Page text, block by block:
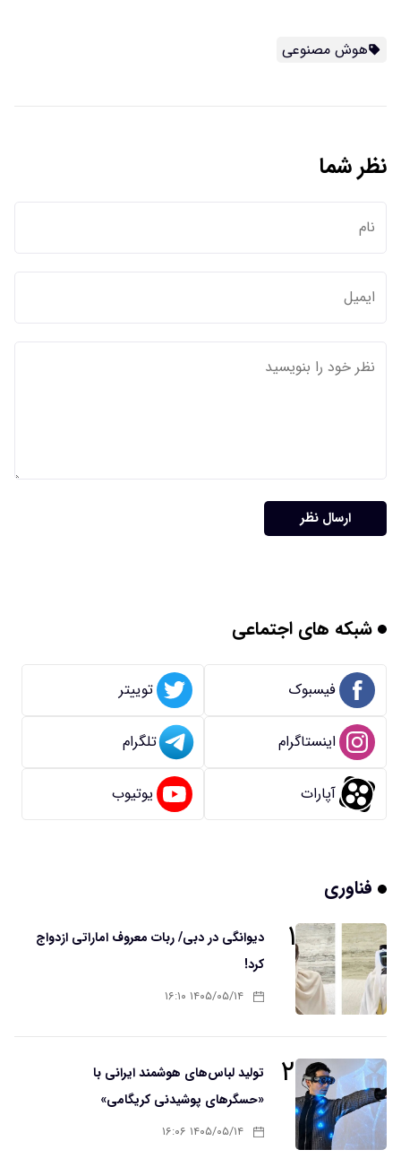
هوش مصنوعی
نظر شما
ارسال نظر
شبکه های اجتماعی
فیسبوک توییتر
اینستاگرام تلگرام
آپارات یوتیوب
فناوری
۱
دیوانگی در دبی/ ربات معروف اماراتی ازدواج
کرد!
۱۴۰۵/۰۵/۱۴ ۱۶:۱۰
۲
تولید لباس‌های هوشمند ایرانی با
«حسگرهای پوشیدنی کریگامی»
۱۴۰۵/۰۵/۱۴ ۱۶:۰۶